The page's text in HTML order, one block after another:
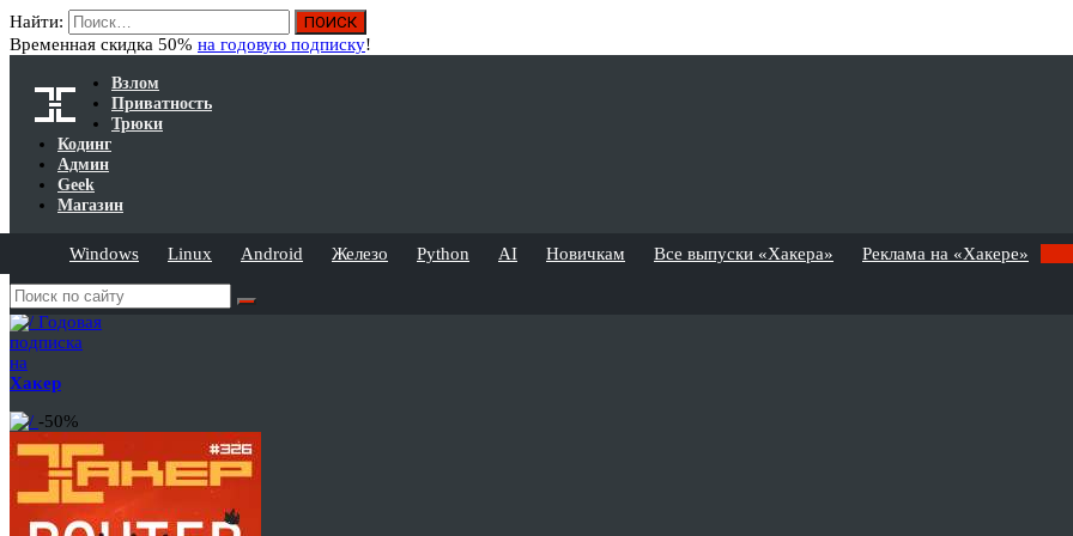
Найти:
Временная скидка 50% на годовую подписку!
Взлом
Приватность
Трюки
Кодинг
Админ
Geek
Магазин
Windows Linux Android Железо Python AI Новичкам Все выпуски «Хакера» Реклама на «Хакере»
Годовая
подписка
на
Хакер
-50%